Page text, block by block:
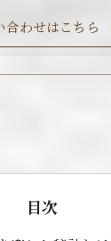
合わせはこちら
目次